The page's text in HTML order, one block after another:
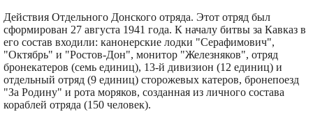
Действия Отдельного Донского отряда. Этот отряд был
сформирован 27 августа 1941 года. К началу битвы за Кавказ в
его состав входили: канонерские лодки "Серафимович",
"Октябрь" и "Ростов-Дон", монитор "Железняков", отряд
бронекатеров (семь единиц), 13-й дивизион (12 единиц) и
отдельный отряд (9 единиц) сторожевых катеров, бронепоезд
"За Родину" и рота моряков, созданная из личного состава
кораблей отряда (150 человек).